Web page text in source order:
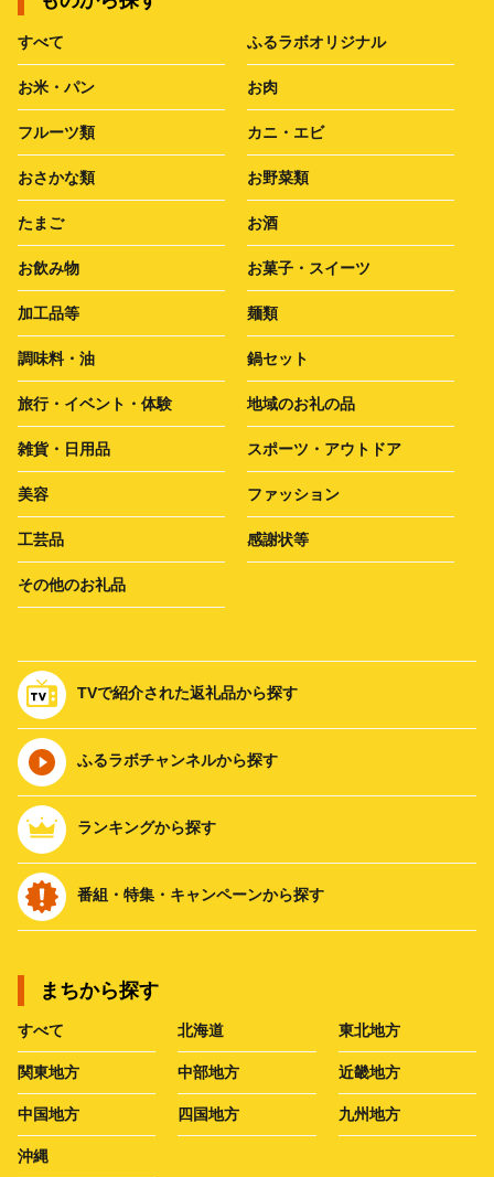
すべて ふるラボオリジナル
お米・パン お肉
フルーツ類 カニ・エビ
おさかな類 お野菜類
たまご お酒
お飲み物 お菓子・スイーツ
加工品等 麺類
調味料・油 鍋セット
旅行・イベント・体験 地域のお礼の品
雑貨・日用品 スポーツ・アウトドア
美容 ファッション
工芸品 感謝状等
その他のお礼品
TVで紹介された返礼品から探す
ふるラボチャンネルから探す
ランキングから探す
番組・特集・キャンペーンから探す
まちから探す
すべて 北海道 東北地方
関東地方 中部地方 近畿地方
中国地方 四国地方 九州地方
沖縄